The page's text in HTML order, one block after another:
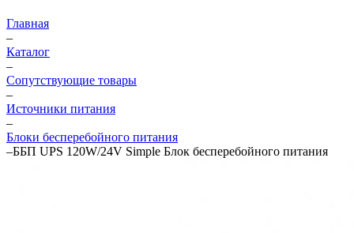
Главная
–
Каталог
–
Сопутствующие товары
–
Источники питания
–
Блоки бесперебойного питания
–ББП UPS 120W/24V Simple Блок бесперебойного питания